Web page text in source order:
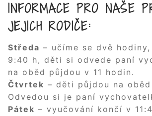
INFORMACE PRO NAŠE
JEJICH RODIČE:
Středa – učíme se dvě
9:40 h, děti si odvede paní
na oběd půjdou v 11 hodin.
Čtvrtek – děti půjdou na oběd
Odvedou si je paní
Pátek – vyučování končí v